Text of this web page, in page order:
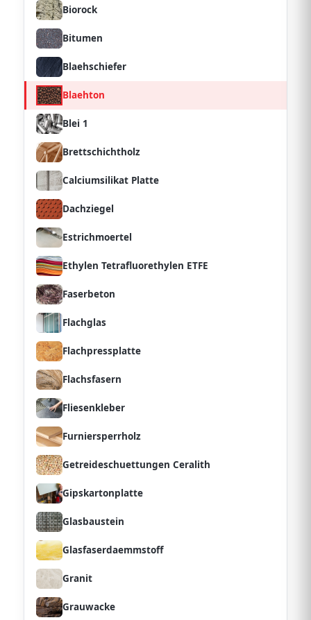
Biorock
Bitumen
Blaehschiefer
Blaehton
Blei 1
Brettschichtholz
Calciumsilikat Platte
Dachziegel
Estrichmoertel
Ethylen Tetrafluorethylen ETFE
Faserbeton
Flachglas
Flachpressplatte
Flachsfasern
Fliesenkleber
Furniersperrholz
Getreideschuettungen Ceralith
Gipskartonplatte
Glasbaustein
Glasfaserdaemmstoff
Granit
Grauwacke